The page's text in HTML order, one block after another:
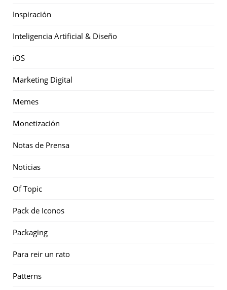
Inspiración
Inteligencia Artificial & Diseño
iOS
Marketing Digital
Memes
Monetización
Notas de Prensa
Noticias
Of Topic
Pack de Iconos
Packaging
Para reir un rato
Patterns